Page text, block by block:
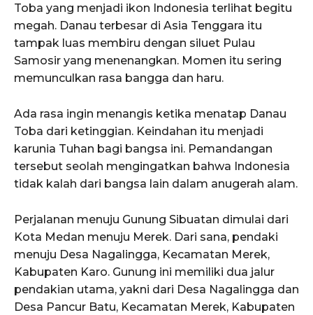
Toba yang menjadi ikon Indonesia terlihat begitu
megah. Danau terbesar di Asia Tenggara itu
tampak luas membiru dengan siluet Pulau
Samosir yang menenangkan. Momen itu sering
memunculkan rasa bangga dan haru.
Ada rasa ingin menangis ketika menatap Danau
Toba dari ketinggian. Keindahan itu menjadi
karunia Tuhan bagi bangsa ini. Pemandangan
tersebut seolah mengingatkan bahwa Indonesia
tidak kalah dari bangsa lain dalam anugerah alam.
Perjalanan menuju Gunung Sibuatan dimulai dari
Kota Medan menuju Merek. Dari sana, pendaki
menuju Desa Nagalingga, Kecamatan Merek,
Kabupaten Karo. Gunung ini memiliki dua jalur
pendakian utama, yakni dari Desa Nagalingga dan
Desa Pancur Batu, Kecamatan Merek, Kabupaten